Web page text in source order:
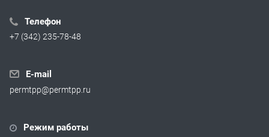
Телефон
+7 (342) 235-78-48
E-mail
permtpp@permtpp.ru
Режим работы